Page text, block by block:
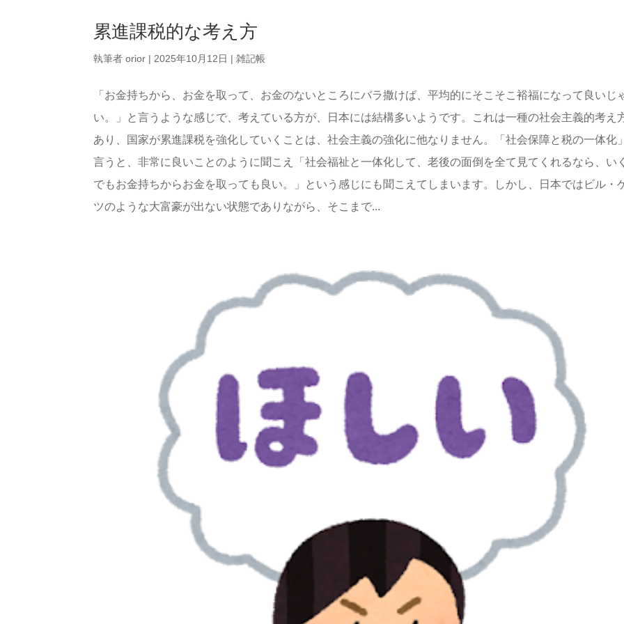
累進課税的な考え方
執筆者orior |2025年10月12日 |雑記帳
「お金持ちから、お金を取って、お金のないところにバラ撒けば、平均的にそこそこ裕福になって良いじ
い。」と言うような感じで、考えている方が、日本には結構多いようです。これは一種の社会主義的考え
あり、国家が累進課税を強化していくことは、社会主義の強化に他なりません。「社会保障と税の一体化
言うと、非常に良いことのように聞こえ「社会福祉と一体化して、老後の面倒を全て見てくれるなら、い
でもお金持ちからお金を取っても良い。」という感じにも聞こえてしまいます。しかし、日本ではビル・
ツのような大富豪が出ない状態でありながら、そこまで...